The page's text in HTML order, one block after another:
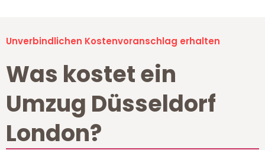
Unverbindlichen Kostenvoranschlag erhalten
Was kostet ein
Umzug Düsseldorf
London?